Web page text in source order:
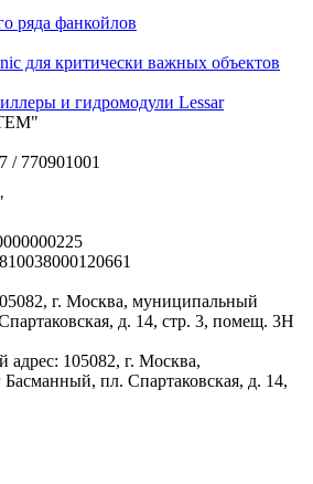
ряда фанкойлов
для критически важных объектов
и гидромодули Lessar
770901001
г. Москва, муниципальный
д. 14, стр. 3, помещ. 3Н
105082, г. Москва,
пл. Спартаковская, д. 14,